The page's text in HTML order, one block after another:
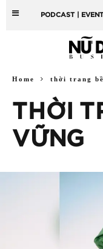
PODCAST |
Home thời trang
THỜI
VỮNG